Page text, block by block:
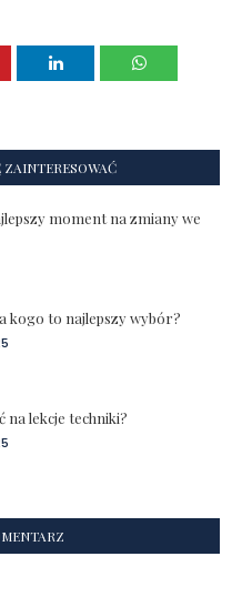
moment na zmiany we
kogo to najlepszy wybór?
na lekcje techniki?